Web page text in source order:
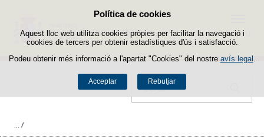
Política de cookies
Aquest lloc web utilitza cookies pròpies per facilitar la navegació i
cookies de tercers per obtenir estadístiques d'ús i satisfacció.
Podeu obtenir més informació a l'apartat "Cookies" del nostre avís legal
Acceptar Rebutjar
Passar al contingut
Cercador
Menú